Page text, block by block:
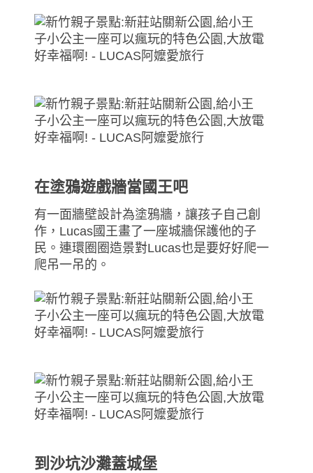
在塗鴉遊戲牆當國王吧
有一面牆壁設計為塗鴉牆，讓孩子自己創
作，Lucas國王畫了一座城牆保護他的子
民。連環圈圈造景對Lucas也是要好好爬一
爬吊一吊的。
到沙坑沙灘蓋城堡